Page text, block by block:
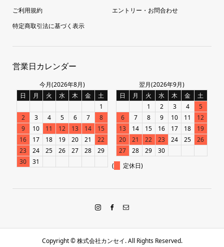
ご利用規約
特定商取引法に基づく表示
エントリー・お問合わせ
営業日カレンダー
今月(2026年8月)
日
月 火 水 木 金
土
1
2
3 4 5 6 7
8
9
10 11 12 13 14
15
16
17 18 19 20 21
22
23
24 25 26 27 28
29
30
31
翌月(2026年9月)
日
月 火 水 木 金
土
1
2 3 4
5
6
7 8 9 10 11
12
13
14 15 16 17 18
19
20
21 22 23 24 25
26
27
28 29
30
(
定休日)
Copyright ©株式会社カンセイ. All Rights Reserved.